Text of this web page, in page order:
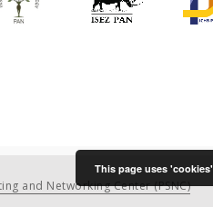
and Networking Center (PSNC)
This page uses